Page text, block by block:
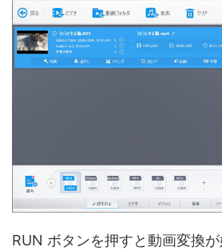
RUN ボタンを押すと動画変換が